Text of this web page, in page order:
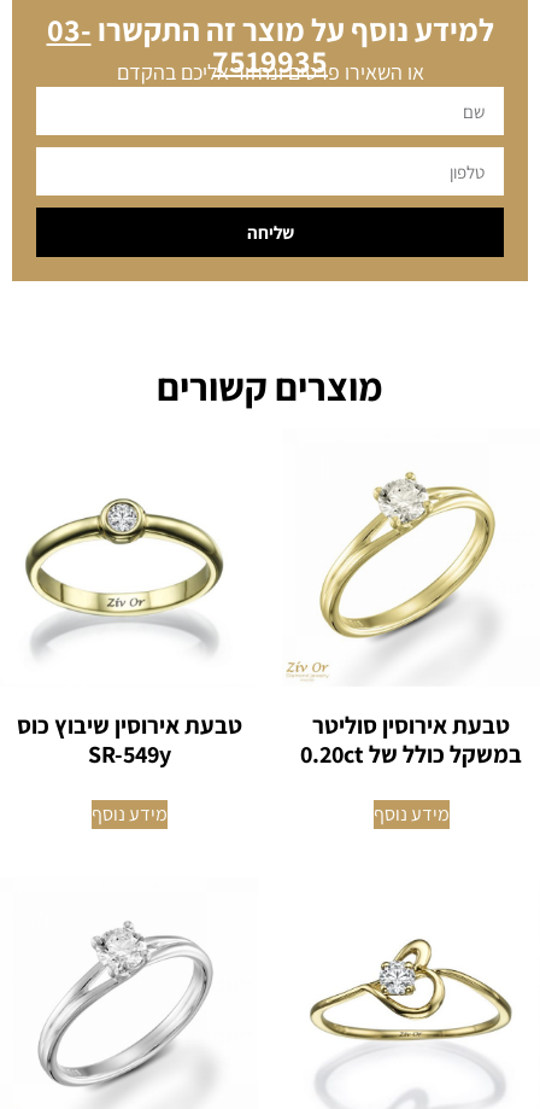
למידע נוסף על מוצר זה התקשרו 03-
7519935
או השאירו פרטים ונחזור אליכם בהקדם
שליחה
מוצרים קשורים
טבעת אירוסין סוליטר
במשקל כולל של 0.20ct
מידע נוסף
טבעת אירוסין שיבוץ כוס
SR-549y
מידע נוסף